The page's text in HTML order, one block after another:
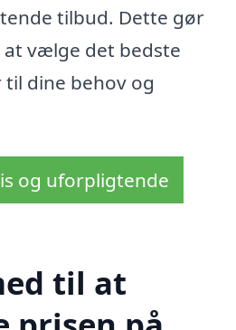
tilbud. Dette gør
vælge det bedste
dine behov og
og uforpligtende
til at